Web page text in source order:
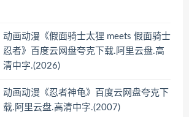
动画动漫《假面骑士太狸 meets 假面骑士
忍者》百度云网盘夸克下载.阿里云盘.高
清中字.(2026)
动画动漫《忍者神龟》百度云网盘夸克下
载.阿里云盘.高清中字.(2007)